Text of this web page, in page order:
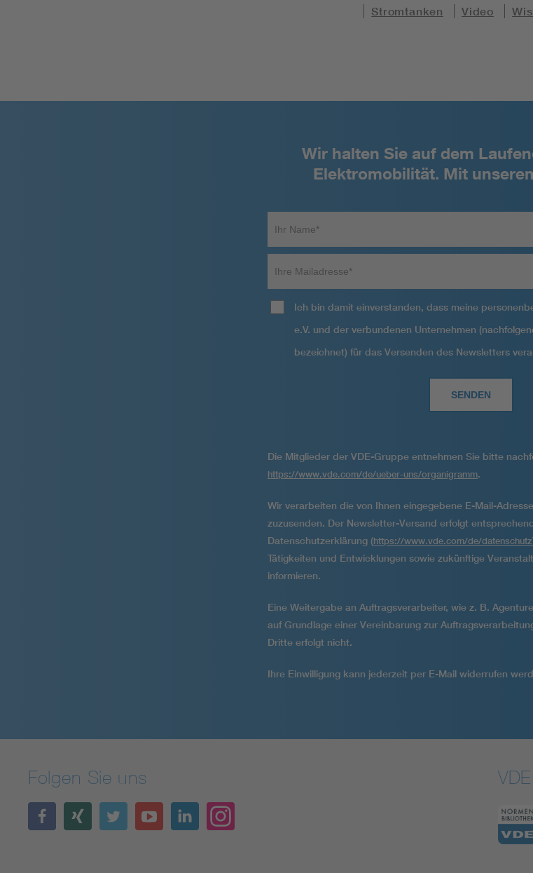
Stromtanken
Video
Wir halten Sie auf dem
Elektromobilität. Mit
Name*
Mailadresse
Ich bin damit einverstanden, dass meine
e.V. und der verbundenen Unternehmen
bezeichnet) für das Versenden des Newsletters
Die Mitglieder der VDE-Gruppe entnehmen Sie bitte
https://www.vde.com/de/ueber-uns/organigramm.
Wir verarbeiten die von Ihnen eingegebene E-Mail-
zuzusenden. Der Newsletter-Versand erfolgt
Datenschutzerklärung (https://www.vde.com/de/datenschutz
Tätigkeiten und Entwicklungen sowie zukünftige
informieren.
Eine Weitergabe an Auftragsverarbeiter, wie z. B.
auf Grundlage einer Vereinbarung zur
Dritte erfolgt nicht.
Ihre Einwilligung kann jederzeit per E-Mail widerrufen
Folgen Sie uns